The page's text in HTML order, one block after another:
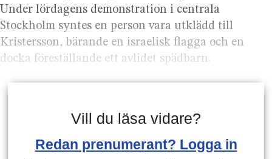
Under lördagens demonstration i centrala
Stockholm syntes en person vara utklädd till
Kristersson, bärande en israelisk flagga och en
docka föreställande ett avlidet spädbarn.
Vill du läsa vidare?
Redan prenumerant? Logga in